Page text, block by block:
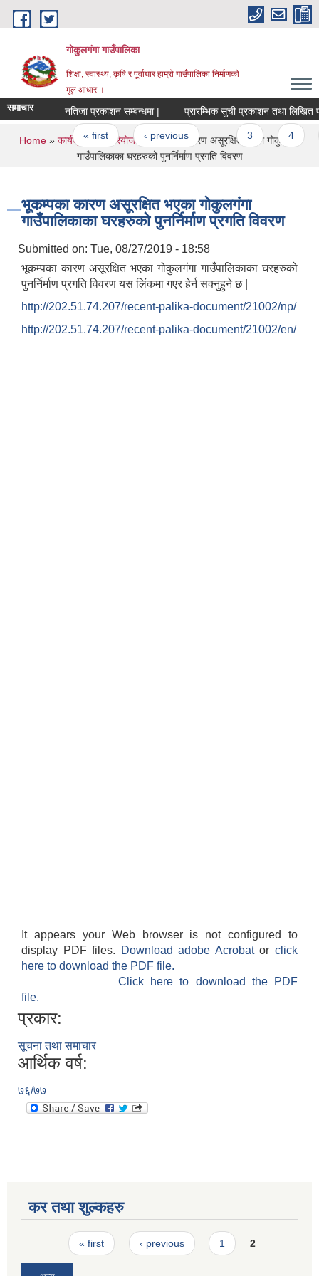
Skip to main content
गोकुलगंगा गाउँपालिका
शिक्षा, स्वास्थ्य, कृषि र पूर्वाधार हाम्रो गाउँपालिका निर्माणको
मूल आधार ।
समाचार नतिजा प्रकाशन सम्बन्धमा | प्रारम्भिक सुची प्रकाशन तथा लिखित
Pages
« first ‹ previous …
You are here
Home » कार्यक्रम तथा परियोजना » भूकम्पका कारण असूरक्षित भएका गोकुलगंगा
गाउँपालिकाका घरहरुको पुनर्निर्माण प्रगति विवरण
भूकम्पका कारण असूरक्षित भएका गोकुलगंगा
गाउँपालिकाका घरहरुको पुनर्निर्माण प्रगति विवरण
Submitted on: Tue, 08/27/2019 - 18:58
भूकम्पका कारण असूरक्षित भएका गोकुलगंगा गाउँपालिकाका घरहरुको
पुनर्निर्माण प्रगति विवरण यस लिंकमा गएर हेर्न सक्नुहुने छ |
http://202.51.74.207/recent-palika-document/21002/np/
http://202.51.74.207/recent-palika-document/21002/en/
It appears your Web browser is not configured to
display PDF files.
Download adobe Acrobatorclick
here to download the PDF file.
Click here to download the PDF
file.
प्रकार:
सूचना तथा समाचार
आर्थिक वर्ष:
७६/७७
कर तथा शुल्कहरु
Pages« first ‹ previous 1 2